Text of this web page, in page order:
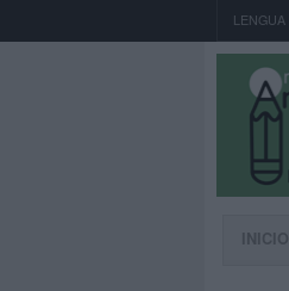
LENGUA
INICIO